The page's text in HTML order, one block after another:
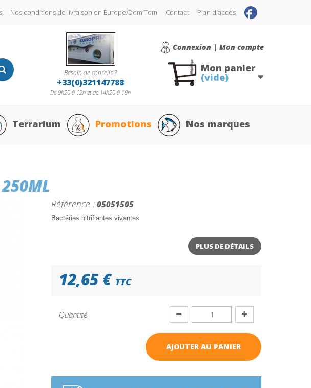
Nos conditions de livraison en Europe/Dom Tom Contact Plan d'accès
Connexion | Mon compte
Besoin de conseils ?
+33(0)321147788
De 9h20 à 12h et de 14h20 à 19h
Mon panier
(vide)
Terrarium Promotions Nos marques
Référence : 05051505
Bactéries nitrifiantes vivantes
PLUS DE DÉTAILS
12,65 € TTC
Quantité
AJOUTER AU PANIER